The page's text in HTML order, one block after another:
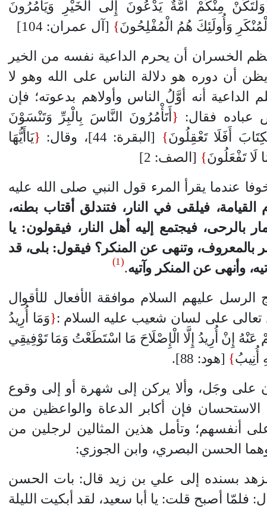
وَلْتَكُنْ مِنْكُمْ أُمَّةٌ يَدْعُونَ إِلَى الْخَيْرِ وَيَأْمُرُونَ
وَأُولَئِكَ هُمُ الْمُفْلِحُونَ} [آل عمران: 104]
الخسران أن يحرم الداعية نفسه من الخير
يظن أن دوره هو دلالة الناس على الله وهو لا
الداعية أنه أوَّلُ الناس وأولاهم بدعوته؛ فإن
عباده فقال: { أَتَأْمُرُونَ النَّاسَ بِالْبِرِّ وَتَنْسَوْنَ
أَفَلَا تَعْقِلُونَ} [البقرة: 44]، وقال: {يَاأَيُّهَا
لَا تَفْعَلُونَ} [الصف: 2]
عندما يقرأ المرء قول النبي صلى الله عليه
القيامة، فيلقى في النار، فتندلق أقتاب بطنه،
بالرحى، فيجتمع إليه أهل النار، فيقولون: يا
بالمعروف، وتنهى عن المنكر؟ فيقول: بلى، قد
وأنهى عن المنكر وآتيه.
(1)
عليهم السلام موافقة الأفعال للأقوال
تعالى على لسان شعيب عليه السلام :
{وَمَا أُرِيدُ
عَنْهُ إِنْ أُرِيدُ إِلَّا الْإِصْلَاحَ مَا اسْتَطَعْتُ وَمَا تَوْفِيقِي
أُنِيبُ} [هود: 88].
على وجَل، وألا يركن إلى شهرة أو إلى وقوع
فإن أكابر الدعاة والواعظين من
أنفسهم؛ وتأمل هذين المثالين لرجلين من
الحسن البصري، وابن الجوزي:
بسنده إلى علي بن زيد قال: بات الحسن
فلمّا أصبح قلت: يا أبا سعيد، لقد أبكيت الليلة